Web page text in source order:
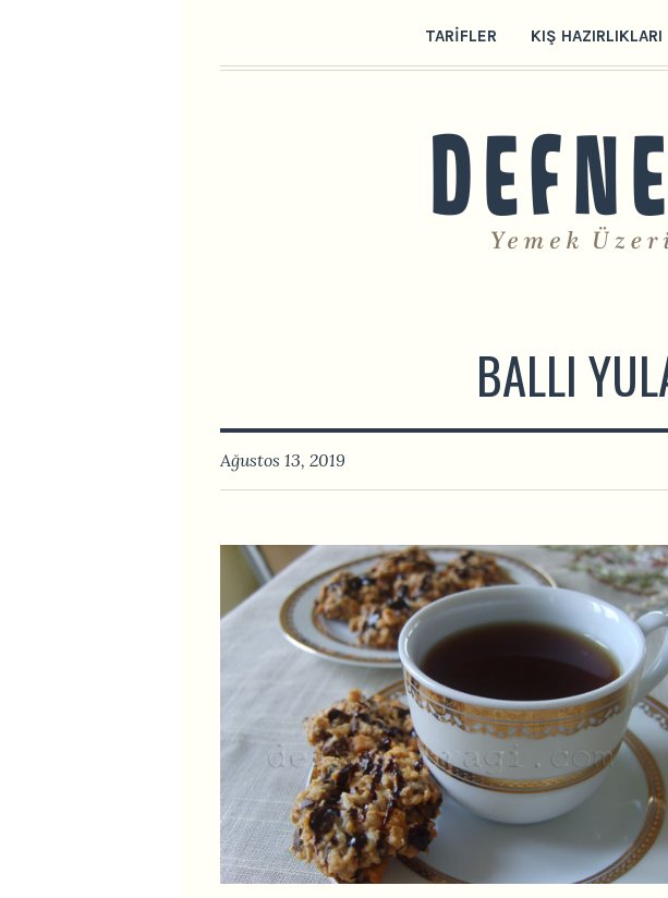
TARIFLER KIŞ HAZIRLIKLARI
BALLI
Ağustos 13, 2019